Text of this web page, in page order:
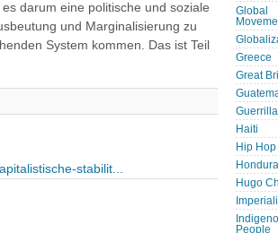
darum eine politische und soziale
und Marginalisierung zu
System kommen. Das ist Teil
stabilit...
Global
Greece
Great
Guerrilla
Haiti
Hip Hop
Hugo
People